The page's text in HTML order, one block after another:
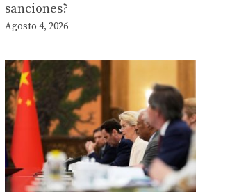
sanciones?
Agosto 4, 2026